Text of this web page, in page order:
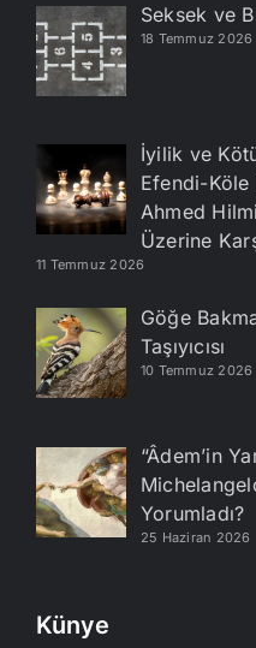
Seksek ve
18 Temmuz 2026
İyilik ve
Efendi-
Ahmed
Üzerine
11 Temmuz 2026
Göğe
Taşıyıcısı
10 Temmuz 2026
“Âdem’in
Yorumladı?
25 Haziran 2026
Künye